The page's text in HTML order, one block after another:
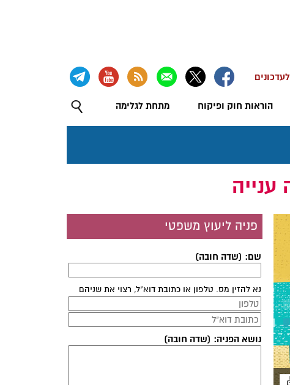
הוראות חוק ופיקוח מתחת לגלימה
פניה ליעוץ משפטי
שם: (שדה חובה)
נא להזין מס. טלפון או כתובת דוא"ל, רצוי את שניהם
נושא הפניה: (שדה חובה)